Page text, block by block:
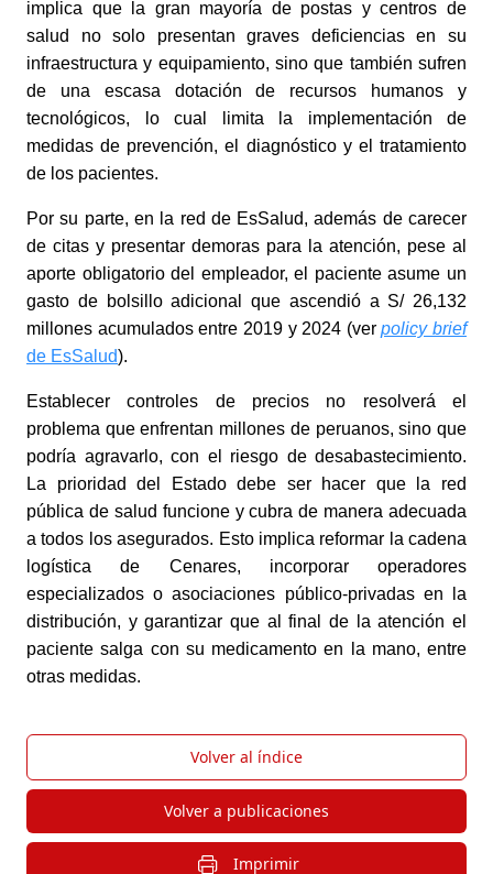
implica que la gran mayoría de postas y centros de
salud no solo presentan graves deficiencias en su
infraestructura y equipamiento, sino que también sufren
de una escasa dotación de recursos humanos y
tecnológicos, lo cual limita la implementación de
medidas de prevención, el diagnóstico y el tratamiento
de los pacientes.
Por su parte, en la red de EsSalud, además de carecer
de citas y presentar demoras para la atención, pese al
aporte obligatorio del empleador, el paciente asume un
gasto de bolsillo adicional que ascendió a S/ 26,132
millones acumulados entre 2019 y 2024 (verpolicy brief
de EsSalud).
Establecer controles de precios no resolverá el
problema que enfrentan millones de peruanos, sino que
podría agravarlo, con el riesgo de desabastecimiento.
La prioridad del Estado debe ser hacer que la red
pública de salud funcione y cubra de manera adecuada
a todos los asegurados. Esto implica reformar la cadena
logística de Cenares, incorporar operadores
especializados o asociaciones público-privadas en la
distribución, y garantizar que al final de la atención el
paciente salga con su medicamento en la mano, entre
otras medidas.
Volver al índice
Volver a publicaciones
Imprimir